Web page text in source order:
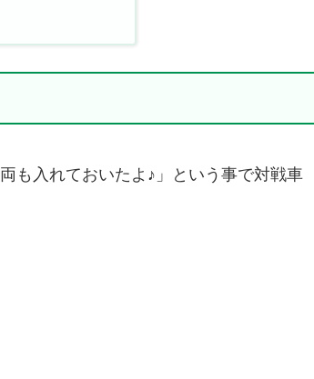
も入れておいたよ♪」という事で対戦車